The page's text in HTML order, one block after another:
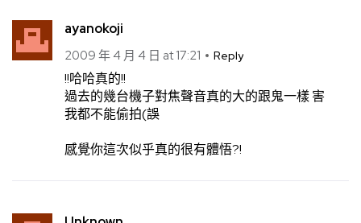
ayanokoji
2009 年 4 月 4 日 at 17:21 Reply
!!哈哈真的!!
過去的幾台機子對焦聲音真的大的跟鬼一樣 害
我都不能偷拍(誤
感覺你這次似乎真的很有體悟?!